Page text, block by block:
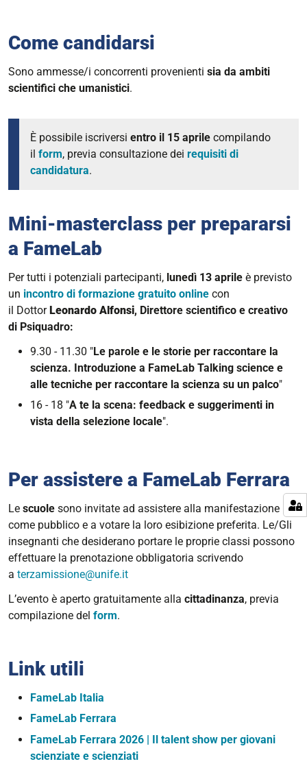
17T12:00:00+02:00
Come candidarsi
Sono ammesse/i concorrenti provenienti sia da ambiti
scientifici che umanistici.
È possibile iscriversi entro il 15 aprile compilando
il form, previa consultazione dei requisiti di
candidatura.
Mini-masterclass per prepararsi
a FameLab
Per tutti i potenziali partecipanti, lunedì 13 aprile è previsto
un incontro di formazione gratuito online con
il Dottor Leonardo Alfonsi, Direttore scientifico e creativo
di Psiquadro:
9.30 - 11.30 "Le parole e le storie per raccontare la
scienza. Introduzione a FameLab Talking science e
alle tecniche per raccontare la scienza su un palco"
16 - 18 "A te la scena: feedback e suggerimenti in
vista della selezione locale".
Per assistere a FameLab Ferrara
Le scuole sono invitate ad assistere alla manifestazione
come pubblico e a votare la loro esibizione preferita. Le/Gli
insegnanti che desiderano portare le proprie classi possono
effettuare la prenotazione obbligatoria scrivendo
a terzamissione@unife.it
L’evento è aperto gratuitamente alla cittadinanza, previa
compilazione del form.
Link utili
FameLab Italia
FameLab Ferrara
FameLab Ferrara 2026 | Il talent show per giovani
scienziate e scienziati